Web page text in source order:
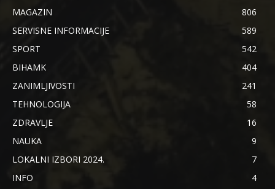
MAGAZIN
806
SERVISNE INFORMACIJE
589
SPORT
542
BIHAMK
404
ZANIMLJIVOSTI
241
TEHNOLOGIJA
58
ZDRAVLJE
16
NAUKA
9
LOKALNI IZBORI 2024.
7
INFO
4